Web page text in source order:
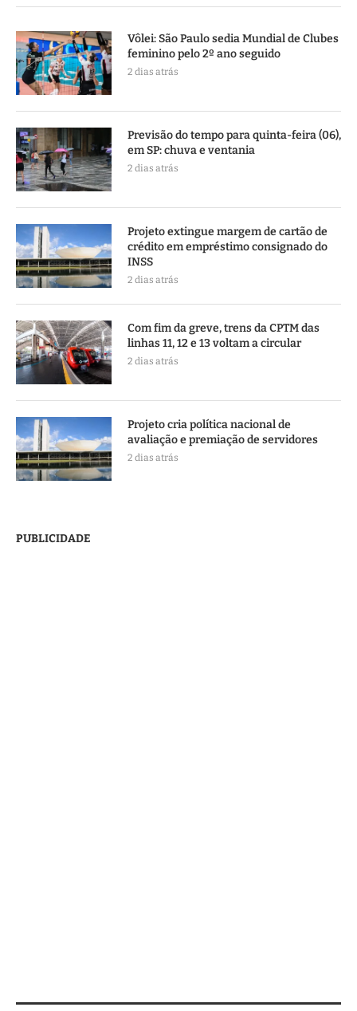
Vôlei: São Paulo sedia Mundial de Clubes
feminino pelo 2º ano seguido
2 dias atrás
Previsão do tempo para quinta-feira (06),
em SP: chuva e ventania
2 dias atrás
Projeto extingue margem de cartão de
crédito em empréstimo consignado do
INSS
2 dias atrás
Com fim da greve, trens da CPTM das
linhas 11, 12 e 13 voltam a circular
2 dias atrás
Projeto cria política nacional de
avaliação e premiação de servidores
2 dias atrás
PUBLICIDADE